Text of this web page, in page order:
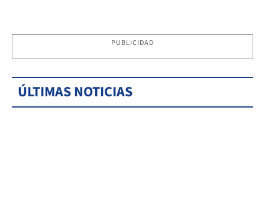
PUBLICIDAD
ÚLTIMAS NOTICIAS